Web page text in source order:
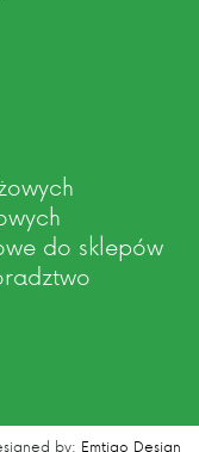
do sklepów
by: Emtigo Design